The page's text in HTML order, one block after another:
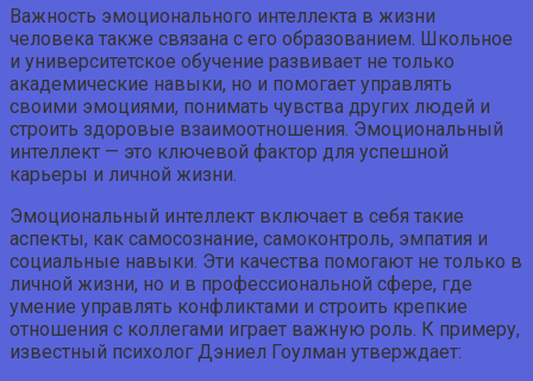
Важность эмоционального интеллекта в жизни
человека также связана с его образованием. Школьное
и университетское обучение развивает не только
академические навыки, но и помогает управлять
своими эмоциями, понимать чувства других людей и
строить здоровые взаимоотношения. Эмоциональный
интеллект — это ключевой фактор для успешной
карьеры и личной жизни.
Эмоциональный интеллект включает в себя такие
аспекты, как самосознание, самоконтроль, эмпатия и
социальные навыки. Эти качества помогают не только в
личной жизни, но и в профессиональной сфере, где
умение управлять конфликтами и строить крепкие
отношения с коллегами играет важную роль. К примеру,
известный психолог Дэниел Гоулман утверждает: